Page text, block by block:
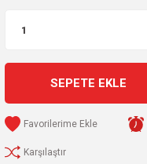
SEPETE EKLE
Karşılaştır